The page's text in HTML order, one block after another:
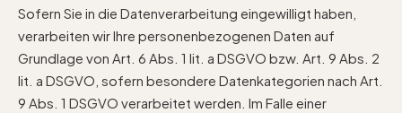
Sofern Sie in die Datenverarbeitung eingewilligt haben,
verarbeiten wir Ihre personenbezogenen Daten auf
Grundlage von Art. 6 Abs. 1 lit. a DSGVO bzw. Art. 9 Abs. 2
lit. a DSGVO, sofern besondere Datenkategorien nach Art.
9 Abs. 1 DSGVO verarbeitet werden. Im Falle einer